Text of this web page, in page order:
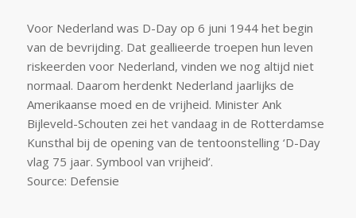
Voor Nederland was D-Day op 6 juni 1944 het begin
van de bevrijding. Dat geallieerde troepen hun leven
riskeerden voor Nederland, vinden we nog altijd niet
normaal. Daarom herdenkt Nederland jaarlijks de
Amerikaanse moed en de vrijheid. Minister Ank
Bijleveld-Schouten zei het vandaag in de Rotterdamse
Kunsthal bij de opening van de tentoonstelling ‘D-Day
vlag 75 jaar. Symbool van vrijheid’.
Source: Defensie